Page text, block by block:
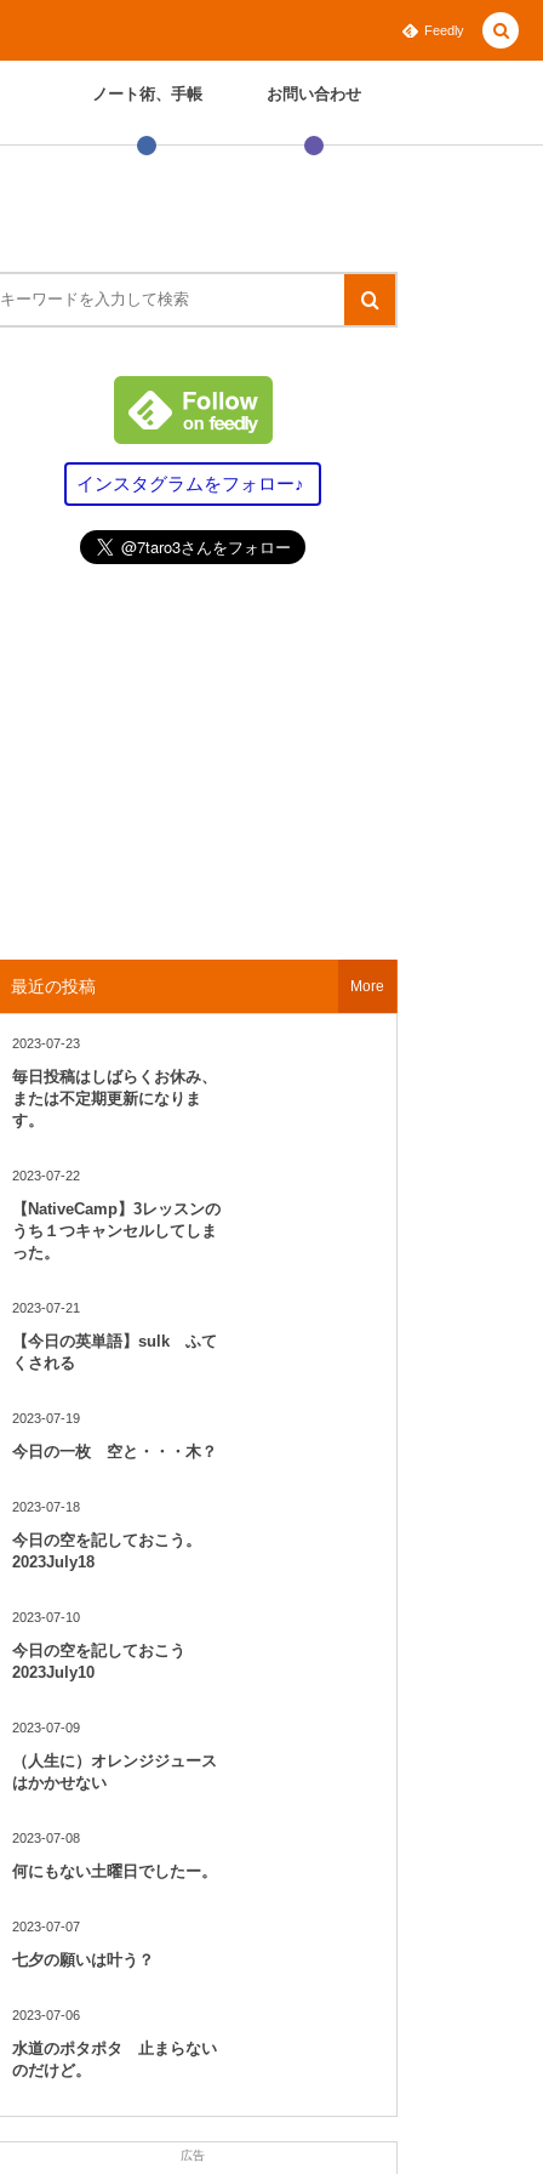
Feedly
ノート術、手帳 お問い合わせ
インスタグラムをフォロー♪
最近の投稿
2023-07-23
毎日投稿はしばらくお休み、
または不定期更新になりま
す。
2023-07-22
【NativeCamp】3レッスンの
うち１つキャンセルしてしま
った。
2023-07-21
【今日の英単語】sulk ふて
くされる
2023-07-19
今日の一枚 空と・・・木？
2023-07-18
今日の空を記しておこう。
2023July18
2023-07-10
今日の空を記しておこう
2023July10
2023-07-09
（人生に）オレンジジュース
はかかせない
2023-07-08
何にもない土曜日でしたー。
2023-07-07
七夕の願いは叶う？
2023-07-06
水道のポタポタ 止まらない
のだけど。
More
広告